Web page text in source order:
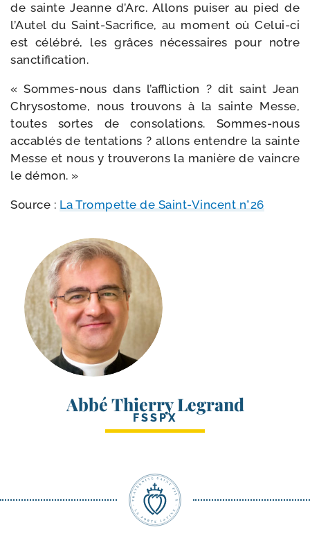
de sainte Jeanne d’Arc. Allons pui­ser au pied de
l’Autel du Saint-​Sacrifice, au moment où Celui-​ci
est célé­bré, les grâces néces­saires pour notre
sanctification.
« Sommes-​nous dans l’af­flic­tion ? dit saint Jean
Chrysostome, nous trou­vons à la sainte Messe,
toutes sortes de conso­la­tions. Sommes-​nous
acca­blés de ten­ta­tions ? allons entendre la sainte
Messe et nous y trou­ve­rons la manière de vaincre
le démon. »
Source : La Trompette de Saint-​Vincent n°26
Abbé Thierry Legrand
FSSPX